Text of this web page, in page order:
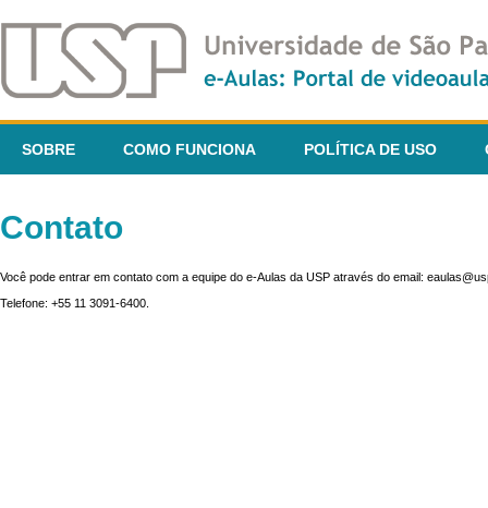
SOBRE COMO FUNCIONA POLÍTICA DE USO
Contato
Você pode entrar em contato com a equipe do e-Aulas da USP através do email:
Telefone: +55 11 3091-6400.